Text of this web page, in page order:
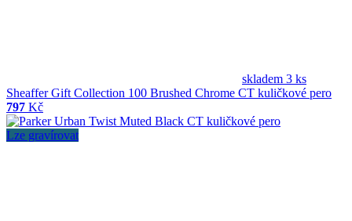
skladem 3 ks
Sheaffer Gift Collection 100 Brushed Chrome CT kuličkové pero
797 Kč
Lze gravírovat